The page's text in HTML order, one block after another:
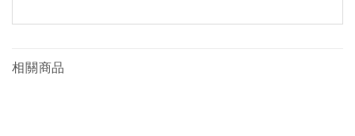
相關商品